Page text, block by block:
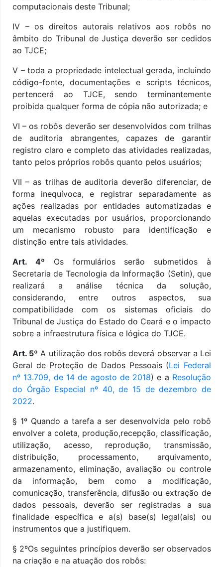
computacionais deste Tribunal;
IV – os direitos autorais relativos aos robôs no
âmbito do Tribunal de Justiça deverão ser cedidos
ao TJCE;
V – toda a propriedade intelectual gerada, incluindo
código-fonte, documentações e scripts técnicos,
pertencerá ao TJCE, sendo terminantemente
proibida qualquer forma de cópia não autorizada; e
VI – os robôs deverão ser desenvolvidos com trilhas
de auditoria abrangentes, capazes de garantir
registro claro e completo das atividades realizadas,
tanto pelos próprios robôs quanto pelos usuários;
VII – as trilhas de auditoria deverão diferenciar, de
forma inequívoca, e registrar separadamente as
ações realizadas por entidades automatizadas e
aquelas executadas por usuários, proporcionando
um mecanismo robusto para identificação e
distinção entre tais atividades.
Art. 4º Os formulários serão submetidos à
Secretaria de Tecnologia da Informação (Setin), que
realizará a análise técnica da solução,
considerando, entre outros aspectos, sua
compatibilidade com os sistemas oficiais do
Tribunal de Justiça do Estado do Ceará e o impacto
sobre a infraestrutura física e lógica do TJCE.
Art. 5º A utilização dos robôs deverá observar a Lei
Geral de Proteção de Dados Pessoais (Lei Federal
nº 13.709, de 14 de agosto de 2018) e a Resolução
do Órgão Especial nº 40, de 15 de dezembro de
2022.
§ 1º Quando a tarefa a ser desenvolvida pelo robô
envolver a coleta, produção,recepção, classificação,
utilização, acesso, reprodução, transmissão,
distribuição, processamento, arquivamento,
armazenamento, eliminação, avaliação ou controle
da informação, bem como a modificação,
comunicação, transferência, difusão ou extração de
dados pessoais, deverão ser registradas a sua
finalidade específica e a(s) base(s) legal(ais) ou
instrumentos que a justifiquem.
§ 2ºOs seguintes princípios deverão ser observados
na criação e na atuação dos robôs: